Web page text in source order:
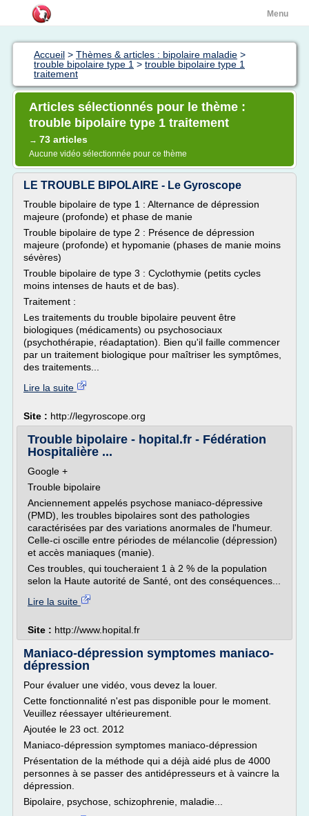
Menu
Accueil > Thèmes & articles : bipolaire maladie >
trouble bipolaire type 1 > trouble bipolaire type 1
traitement
Articles sélectionnés pour le thème :
trouble bipolaire type 1 traitement
→ 73 articles
Aucune vidéo sélectionnée pour ce thème
LE TROUBLE BIPOLAIRE - Le Gyroscope
Trouble bipolaire de type 1 : Alternance de dépression
majeure (profonde) et phase de manie
Trouble bipolaire de type 2 : Présence de dépression
majeure (profonde) et hypomanie (phases de manie moins
sévères)
Trouble bipolaire de type 3 : Cyclothymie (petits cycles
moins intenses de hauts et de bas).
Traitement :
Les traitements du trouble bipolaire peuvent être
biologiques (médicaments) ou psychosociaux
(psychothérapie, réadaptation). Bien qu'il faille commencer
par un traitement biologique pour maîtriser les symptômes,
des traitements...
Lire la suite
Site : http://legyroscope.org
Trouble bipolaire - hopital.fr - Fédération
Hospitalière ...
Google +
Trouble bipolaire
Anciennement appelés psychose maniaco-dépressive
(PMD), les troubles bipolaires sont des pathologies
caractérisées par des variations anormales de l'humeur.
Celle-ci oscille entre périodes de mélancolie (dépression)
et accès maniaques (manie).
Ces troubles, qui toucheraient 1 à 2 % de la population
selon la Haute autorité de Santé, ont des conséquences...
Lire la suite
Site : http://www.hopital.fr
Maniaco-dépression symptomes maniaco-
dépression
Pour évaluer une vidéo, vous devez la louer.
Cette fonctionnalité n'est pas disponible pour le moment.
Veuillez réessayer ultérieurement.
Ajoutée le 23 oct. 2012
Maniaco-dépression symptomes maniaco-dépression
Présentation de la méthode qui a déjà aidé plus de 4000
personnes à se passer des antidépresseurs et à vaincre la
dépression.
Bipolaire, psychose, schizophrenie, maladie...